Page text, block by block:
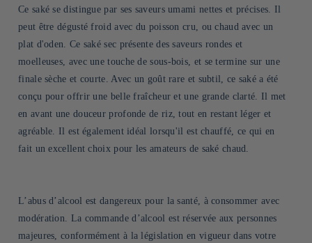
Ce saké se distingue par ses saveurs umami nettes et précises. Il
peut être dégusté froid avec du poisson cru, ou chaud avec un
plat d'oden. Ce saké sec présente des saveurs rondes et
moelleuses, avec une touche de sous-bois, et se termine sur une
finale sèche et courte. Avec un goût rare et subtil, ce saké a été
conçu pour offrir une belle fraîcheur et une grande clarté. Il met
en avant une douceur profonde de riz, tout en restant léger et
agréable. Il est également idéal lorsqu'il est chauffé, ce qui en
fait un excellent choix pour les amateurs de saké chaud.
L’abus d’alcool est dangereux pour la santé, à consommer avec
modération. La commande d’alcool est réservée aux personnes
majeures, conformément à la législation en vigueur dans votre